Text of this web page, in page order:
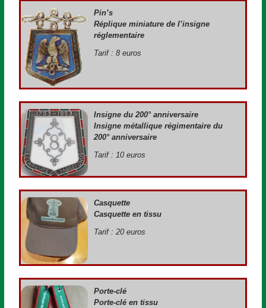
Pin’s
Réplique miniature de l’insigne
réglementaire
Tarif : 8 euros
Insigne du 200° anniversaire
Insigne métallique régimentaire du
200° anniversaire
Tarif : 10 euros
Casquette
Casquette en tissu
Tarif : 20 euros
Porte-clé
Porte-clé en tissu